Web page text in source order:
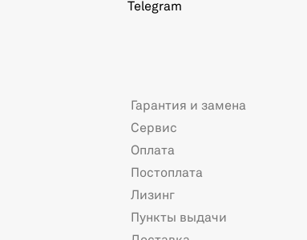
Telegram
Гарантия и замена
Сервис
Оплата
Постоплата
Лизинг
Пункты выдачи